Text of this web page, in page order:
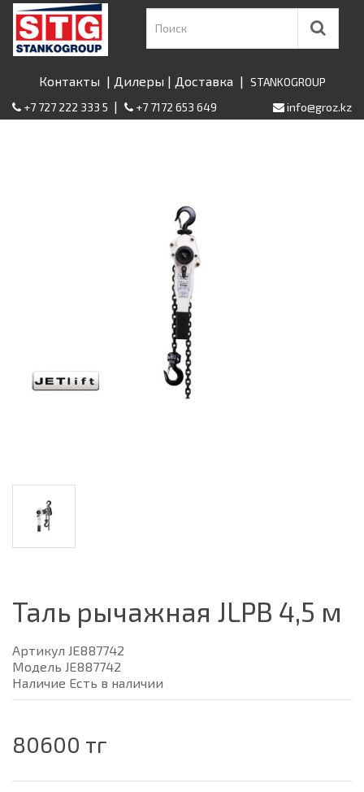
Контакты | Дилеры | Доставка | STANKOGROUP
+7 727 222 333 5 | +7 7172 653 649 info@groz.kz
Таль рычажная JLPВ 4,5 м
Артикул JE887742
Модель JE887742
Наличие Есть в наличии
80600 тг